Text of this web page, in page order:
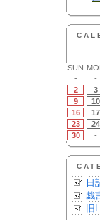
SUN
-
-
2
3
9
10
16
17
23
24
30
-
日
戯
旧